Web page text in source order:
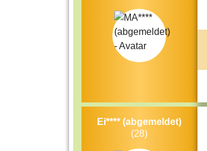
Ei**** (abgemeldet)
(28)